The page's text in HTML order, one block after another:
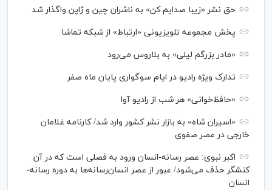
حق نشر «زیبا صدایم کن» به ناشران چین و ژاپن واگذار شد
پخش مجموعه تلویزیونی «ارتباط» از شبکه تماشا
«مادر بزرگم لیلی» به بلاروس می‌رود
تدارک ویژه رادیو در ایام سوگواری پایان ماه صفر
«حافظ‌خوانی» هر شب از رادیو آوا
«اسیران شاه» به بازار نشر کشور وارد شد/ کارنامه غلامان
خارجی در عصر صفوی
اکبر نبوی: عصر رسانه-انسان ورود به فصلی است که در آن
کنشگر حذف می‌شود/ عبور از عصر انسان‌رسانه‌ها به دوره رسانه-
انسان